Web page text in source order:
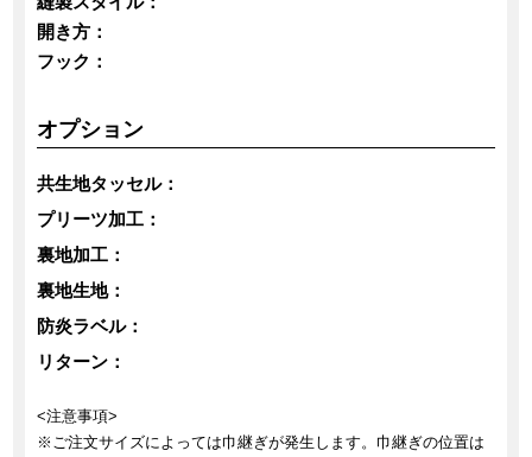
開き方：
フック：
オプション
共生地タッセル：
プリーツ加工：
裏地加工：
裏地生地：
防炎ラベル：
リターン：
<注意事項>
※ご注文サイズによっては巾継ぎが発生します。巾継ぎの位置は